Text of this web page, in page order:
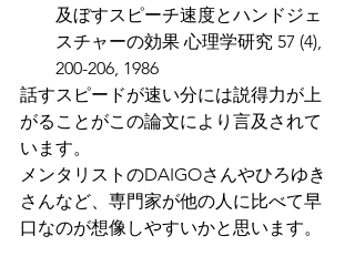
及ぼすスピーチ速度とハンドジェ
スチャーの効果 心理学研究 57 (4),
200-206, 1986 ​
話すスピードが速い分には説得力が上
がることがこの論文により言及されて
います。
メンタリストのDAIGOさんやひろゆき
さんなど、専門家が他の人に比べて早
口なのが想像しやすいかと思います。